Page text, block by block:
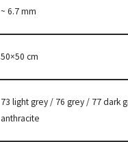
~ 6.7 mm
50×50 cm
73 light grey / 76 grey / 77 dark
anthracite